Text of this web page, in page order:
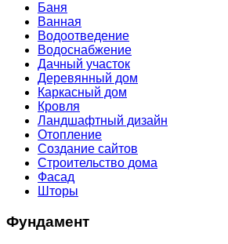
Баня
Ванная
Водоотведение
Водоснабжение
Дачный участок
Деревянный дом
Каркасный дом
Кровля
Ландшафтный дизайн
Отопление
Создание сайтов
Строительство дома
Фасад
Шторы
Фундамент